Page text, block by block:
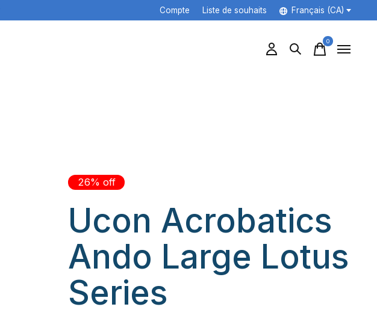
Compte Liste de souhaits Français (CA)
0items
26% off
Ucon Acrobatics
Ando Large Lotus
Series